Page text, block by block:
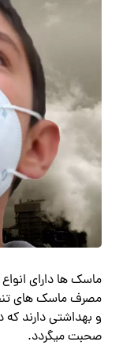
ماسک ها دارای
مصرف ماسک های
و بهداشتی دارند که
صحبت میگردد.